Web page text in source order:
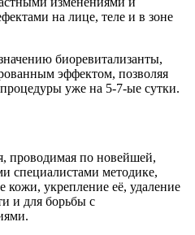
на лице, теле и в зоне
биоревитализанты,
эффектом, позволяя
уже на 5-7-ые сутки.
проводимая по новейшей,
специалистами методике,
укрепление её, удаление
и для борьбы с